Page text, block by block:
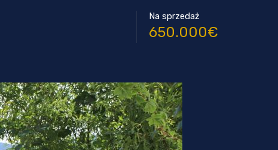
Na sprzedaż
650.000€